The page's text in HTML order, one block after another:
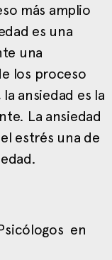
más amplio
es una
una
los proceso
ansiedad es la
La ansiedad
estrés una de
en